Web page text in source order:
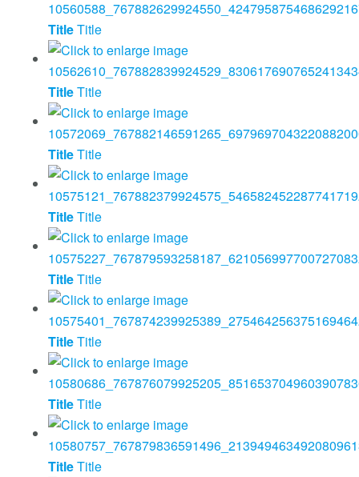
TitleTitle
TitleTitle
TitleTitle
TitleTitle
TitleTitle
TitleTitle
TitleTitle
TitleTitle